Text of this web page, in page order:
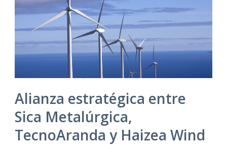
Alianza estratégica entre
Sica Metalúrgica,
TecnoAranda y Haizea Wind